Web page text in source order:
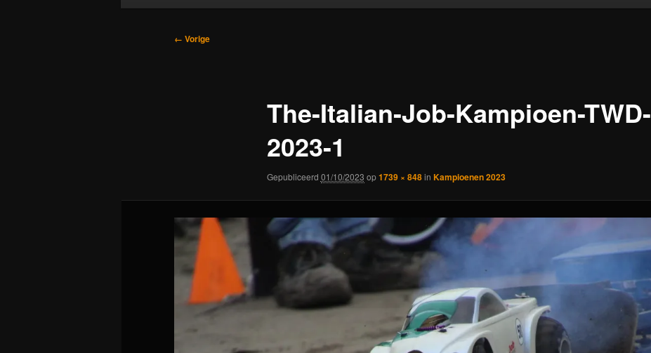
Afbeeldingsnavigatie
← Vorige
The-Italian-Job-Kampioen-TWD-
2023-1
Gepubliceerd 01/10/2023 op1739 × 848in Kampioenen 2023